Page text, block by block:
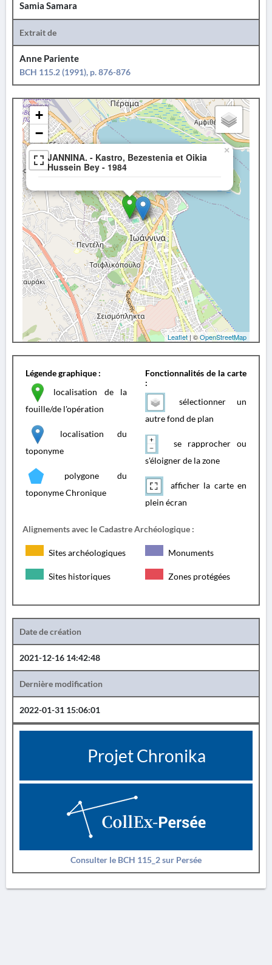
Samia Samara
Extrait de
Anne Pariente
BCH 115.2 (1991), p. 876-876
JANNINA. - Kastro, Bezestenia et Oikia
Hussein Bey - 1984
×
+
−
Leaflet| ©OpenStreetMap
Légende graphique :
localisation de la
fouille/de l'opération
localisation du
toponyme
polygone du
toponyme Chronique
Fonctionnalités de la carte
:
sélectionner un
autre fond de plan
se rapprocher ou
s'éloigner de la zone
afficher la carte en
plein écran
Alignements avec le Cadastre Archéologique :
Sites archéologiques Monuments
Sites historiques Zones protégées
Date de création
2021-12-16 14:42:48
Dernière modification
2022-01-31 15:06:01
Projet Chronika
Consulter le BCH 115_2 sur Persée